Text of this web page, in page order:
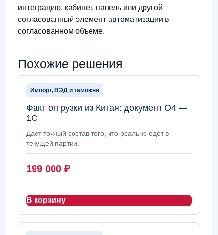
интеграцию, кабинет, панель или другой
согласованный элемент автоматизации в
согласованном объеме.
Похожие решения
Импорт, ВЭД и таможня
Факт отгрузки из Китая: документ О4 —
1С
Дает точный состав того, что реально едет в
текущей партии.
199 000 ₽
В корзину